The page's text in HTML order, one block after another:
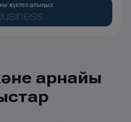
жүктеп алыңыз
арнайы